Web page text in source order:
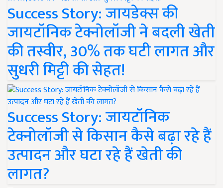
Success Story: जायडेक्स की
जायटॉनिक टेक्नोलॉजी ने बदली खेती
की तस्वीर, 30% तक घटी लागत और
सुधरी मिट्टी की सेहत!
Success Story: जायटॉनिक
टेक्नोलॉजी से किसान कैसे बढ़ा रहे हैं
उत्पादन और घटा रहे हैं खेती की
लागत?